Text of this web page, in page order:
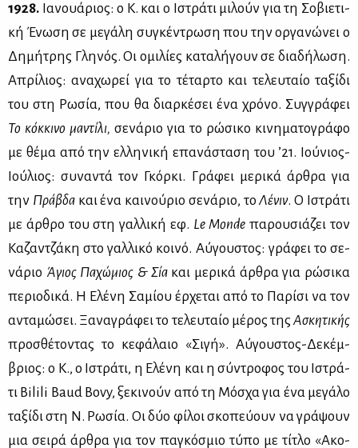
1928. Ια­νουά­ριος: ο Κ. και ο Ιστρά­τι μι­λούν για τη Σο­βιε­τι­
κή Ένω­ση σε με­γά­λη συ­γκέ­ντρω­ση που την ορ­γα­νώ­νει ο
Δη­μή­τρης Γλη­νός. Οι ομι­λί­ες κα­τα­λή­γουν σε δια­δή­λω­ση.
Απρί­λιος: ανα­χω­ρεί για το τέ­ταρ­το και τε­λευ­ταίο τα­ξί­δι
του στη Ρω­σία, που θα διαρ­κέ­σει ένα χρό­νο. Συγ­γρά­φει
Το κόκ­κι­νο μα­ντί­λι, σε­νά­ριο για το ρώ­σι­κο κι­νη­μα­το­γρά­φο
με θέ­μα από την ελ­λη­νι­κή επα­νά­στα­ση του ’21. Ιού­νιος-
Ιού­λιος: συ­να­ντά τον Γκόρ­κι. Γρά­φει με­ρι­κά άρ­θρα για
την Πρά­βδακαι ένα και­νού­ριο σε­νά­ριο, τοΛέ­νιν. Ο Ιστρά­τι
με άρ­θρο του στη γαλ­λι­κή εφ. LeMonde πα­ρου­σιά­ζει τον
Κα­ζαν­τζά­κη στο γαλ­λι­κό κοι­νό. Αύ­γου­στος: γρά­φει το σε­
νά­ριο Άγιος Πα­χώ­μιος & Σίακαι με­ρι­κά άρ­θρα για ρώ­σι­κα
πε­ριο­δι­κά. Η Ελέ­νη Σα­μί­ου έρ­χε­ται από το Πα­ρί­σι να τον
αντα­μώ­σει. Ξα­να­γρά­φει το τε­λευ­ταίο μέ­ρος της Ασκη­τι­κής
προ­σθέ­το­ντας το κε­φά­λαιο «Σι­γή». Αύ­γου­στος-Δε­κέμ­
βριος: ο Κ., ο Ιστρά­τι, η Ελέ­νη και η σύ­ντρο­φος του Ιστρά­
τι Bilili Baud Bovy, ξε­κι­νούν από τη Μό­σχα για ένα με­γά­λο
τα­ξί­δι στη Ν. Ρω­σία. Οι δύο φί­λοι σκο­πεύ­ουν να γρά­ψουν
μια σει­ρά άρ­θρα για τον πα­γκό­σμιο τύ­πο με τί­τλο «Ακο­